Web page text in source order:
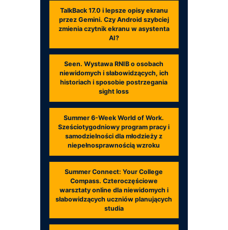
TalkBack 17.0 i lepsze opisy ekranu
przez Gemini. Czy Android szybciej
zmienia czytnik ekranu w asystenta
AI?
Seen. Wystawa RNIB o osobach
niewidomych i słabowidzących, ich
historiach i sposobie postrzegania
sight loss
Summer 6-Week World of Work.
Sześciotygodniowy program pracy i
samodzielności dla młodzieży z
niepełnosprawnością wzroku
Summer Connect: Your College
Compass. Czteroczęściowe
warsztaty online dla niewidomych i
słabowidzących uczniów planujących
studia